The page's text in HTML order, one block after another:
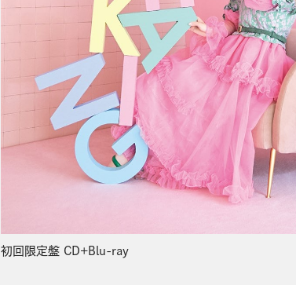
初回限定盤 CD+Blu-ray